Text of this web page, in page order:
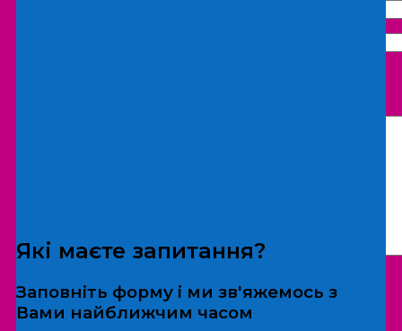
*Дані не передаються третім особам
Які маєте запитання?
Заповніть форму і ми зв'яжемось з
Вами найближчим часом